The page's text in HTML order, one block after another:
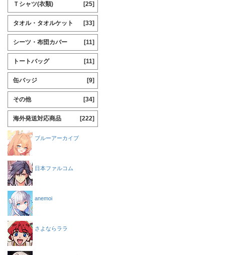
Ｔシャツ(衣類) [25]
タオル・タオルケット [33]
シーツ・布団カバー [11]
トートバッグ [11]
缶バッジ [9]
その他 [34]
海外発送対応商品 [222]
ブルーアーカイブ
日本ファルコム
anemoi
さよならララ